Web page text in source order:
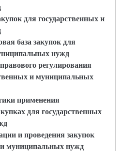
для государственных и
база закупок для
нужд
регулирования
и муниципальных
применения
для государственных
и проведения закупок
и муниципальных нужд